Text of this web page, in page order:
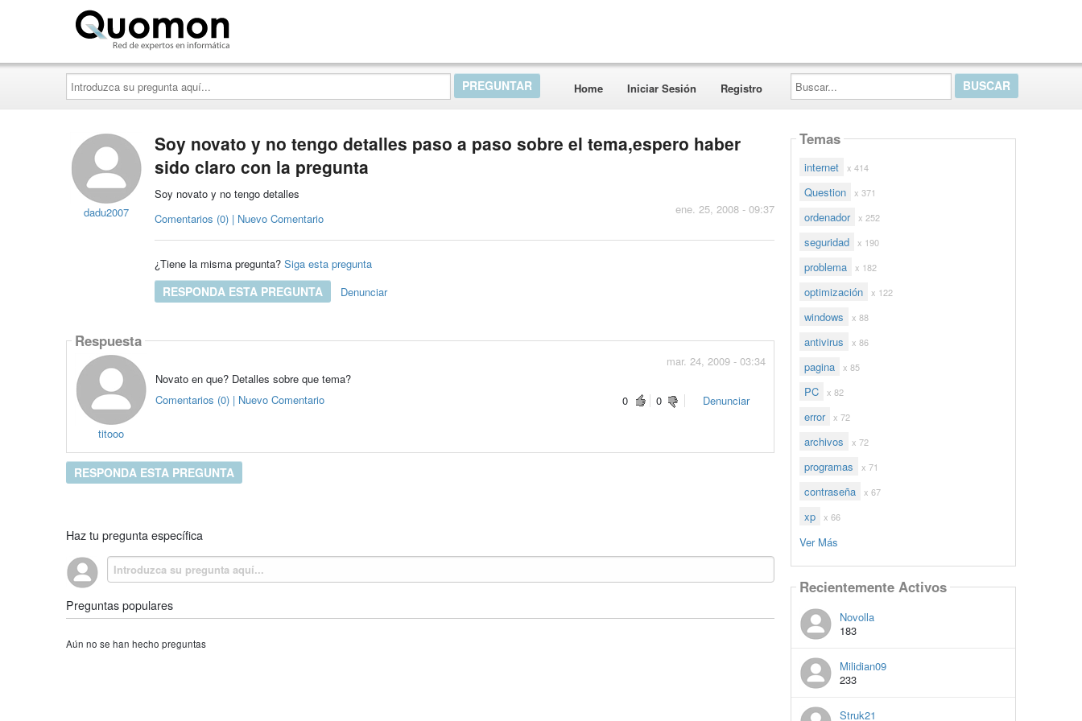
Introduzca
su
pregunta
aquí...
Home Iniciar Sesión Registro
Buscar...
dadu2007
Soy novato y no tengo detalles paso a paso sobre el tema,espero haber
sido claro con la pregunta
Soy novato y no tengo detalles
ene. 25, 2008 - 09:37
Comentarios (0) | Nuevo Comentario
¿Tiene la misma pregunta? Siga esta pregunta
RESPONDA ESTA PREGUNTA Denunciar
Respuesta
titooo
mar. 24, 2009 - 03:34
Novato en que? Detalles sobre que tema?
0
0 Denunciar
Comentarios (0) | Nuevo Comentario
RESPONDA ESTA PREGUNTA
Haz tu pregunta específica
Preguntas populares
Aún no se han hecho preguntas
Temas
internet x 414
Question x 371
ordenador x 252
seguridad x 190
problema x 182
optimización x 122
windows x 88
antivirus x 86
pagina x 85
PC x 82
error x 72
archivos x 72
programas x 71
contraseña x 67
xp x 66
Ver Más
Recientemente Activos
Novolla
183
Milidian09
233
Struk21